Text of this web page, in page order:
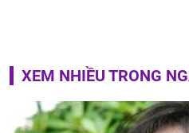
XEM NHIỀU TRONG